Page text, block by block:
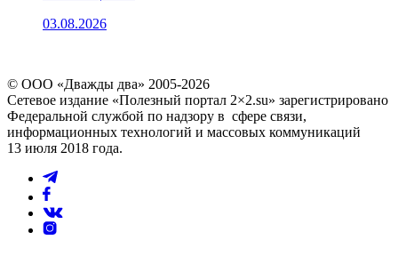
03.08.2026
© ООО «Дважды два» 2005-2026
Сетевое издание «Полезный портал 2×2.su» зарегистрировано
Федеральной службой по надзору в сфере связи,
информационных технологий и массовых коммуникаций
13 июля 2018 года.